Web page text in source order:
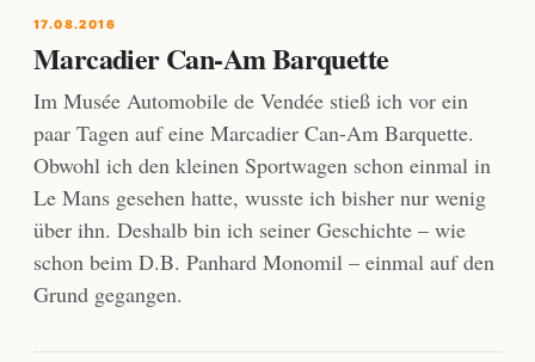
17.08.2016
Marcadier Can-Am Barquette
Im Musée Automobile de Vendée stieß ich vor ein
paar Tagen auf eine Marcadier Can-Am Barquette.
Obwohl ich den kleinen Sportwagen schon einmal in
Le Mans gesehen hatte, wusste ich bisher nur wenig
über ihn. Deshalb bin ich seiner Geschichte – wie
schon beim D.B. Panhard Monomil – einmal auf den
Grund gegangen.